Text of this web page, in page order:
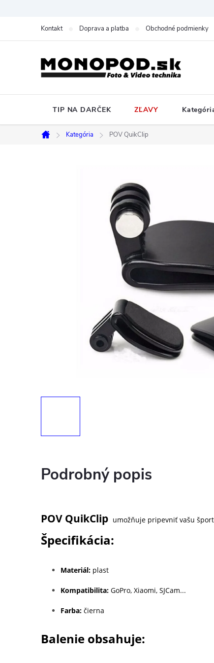
Kontakt Doprava a platba Obchodné podmienky
TIP NA DARČEK ZĽAVY
Domov
Kategória POV QuikClip
Podrobný popis
POV QuikClip​ umožňuje pripevniť vašu
Špecifikácia:
Materiál: plast
Kompatibilita: GoPro, Xiaomi, SJCam...
Farba: čierna
Balenie obsahuje: